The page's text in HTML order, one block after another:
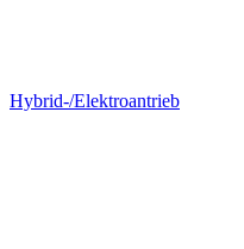
Hybrid-/Elektroantrieb